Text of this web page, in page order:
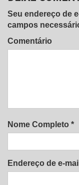
Seu endereço de
campos
Comentário
Nome Completo *
Endereço de e-